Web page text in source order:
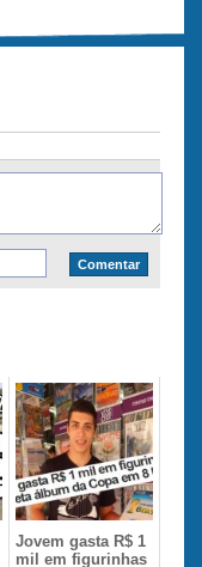
Jovem gasta R$ 1
mil em figurinhas